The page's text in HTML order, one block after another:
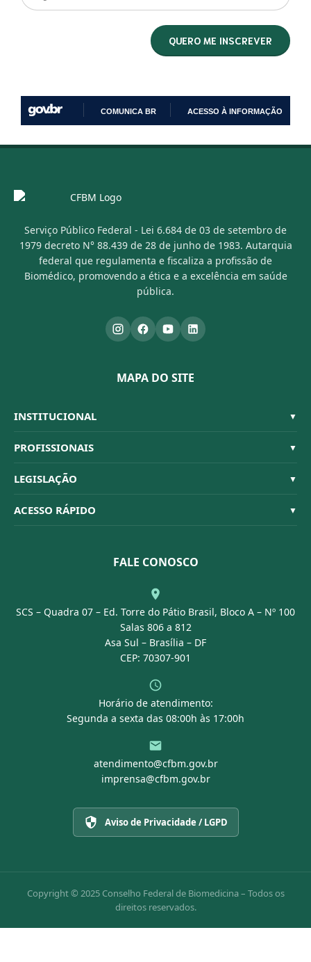
COMUNICA BR ACESSO À INFORMAÇÃO
Serviço Público Federal - Lei 6.684 de 03 de setembro de
1979 decreto N° 88.439 de 28 de junho de 1983. Autarquia
federal que regulamenta e fiscaliza a profissão de
Biomédico, promovendo a ética e a excelência em saúde
pública.
MAPA DO SITE
INSTITUCIONAL ▼
Sistema CFBM
Quem Somos
Organograma
Conselheiros
PROFISSIONAIS ▼
Habilitações
Código de Ética
Dúvidas Frequentes
LEGISLAÇÃO ▼
Resoluções
ACESSO RÁPIDO ▼
Portal Transparência
FALE CONOSCO
SCS – Quadra 07 – Ed. Torre do Pátio Brasil, Bloco A – Nº 100
Salas 806 a 812
Asa Sul – Brasília – DF
CEP: 70307-901
Horário de atendimento:
Segunda a sexta das 08:00h às 17:00h
atendimento@cfbm.gov.br
imprensa@cfbm.gov.br
Aviso de Privacidade / LGPD
Copyright © 2025 Conselho Federal de Biomedicina – Todos os
direitos reservados.